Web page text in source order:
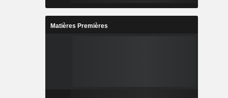
Matières Premières